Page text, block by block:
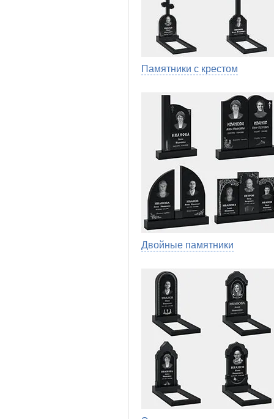
Памятники с крестом
Двойные памятники